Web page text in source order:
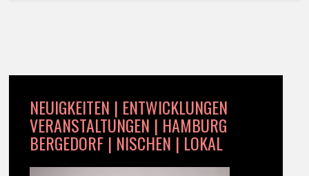
NEUIGKEITEN | ENTWICKLUNGEN
VERANSTALTUNGEN | HAMBURG
BERGEDORF | NISCHEN | LOKAL